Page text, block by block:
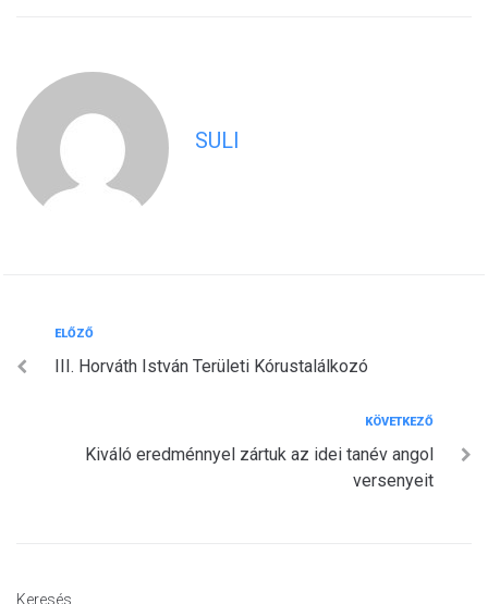
SULI
Bejegyzés
navigáció
Előző
ELŐZŐ
III. Horváth István Területi Kórustalálkozó
KÖVETKEZŐ
Kiváló eredménnyel zártuk az idei tanév angol
versenyeit
Keresés